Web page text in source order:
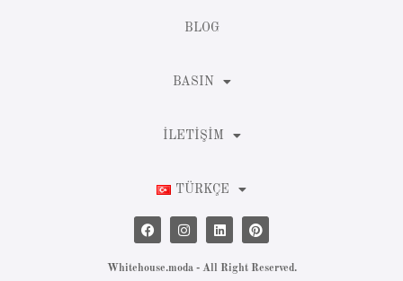
BLOG
BASIN
İLETIŞIM
TÜRKÇE
Whitehouse.moda - All Right Reserved.